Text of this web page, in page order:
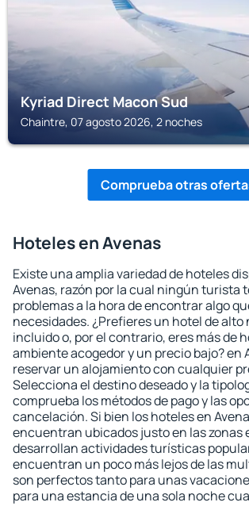
Kyriad Direct Macon Sud
Chaintre, 07 agosto 2026, 2 noches
Comprueba otras
Hoteles en Avenas
Existe una amplia variedad de hoteles
Avenas, razón por la cual ningún turista
problemas a la hora de encontrar algo
necesidades. ¿Prefieres un hotel de alto
incluido o, por el contrario, eres más de
ambiente acogedor y un precio bajo? en
reservar un alojamiento con cualquier
Selecciona el destino deseado y la
comprueba los métodos de pago y las
cancelación. Si bien los hoteles en
encuentran ubicados justo en las zonas
desarrollan actividades turísticas
encuentran un poco más lejos de las
son perfectos tanto para unas
para una estancia de una sola noche